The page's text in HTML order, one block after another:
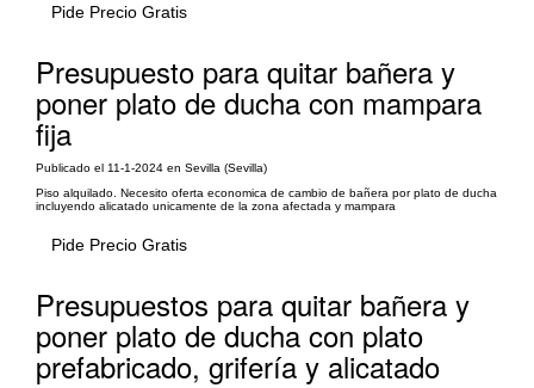
Pide Precio Gratis
Presupuesto para quitar bañera y
poner plato de ducha con mampara
fija
Publicado el 11-1-2024 en Sevilla (Sevilla)
Piso alquilado. Necesito oferta economica de cambio de bañera por plato de ducha
incluyendo alicatado unicamente de la zona afectada y mampara
Pide Precio Gratis
Presupuestos para quitar bañera y
poner plato de ducha con plato
prefabricado, grifería y alicatado